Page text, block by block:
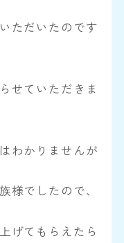
ただいたのです
せていただきま
わかりませんが
様でしたので、
げてもらえたら